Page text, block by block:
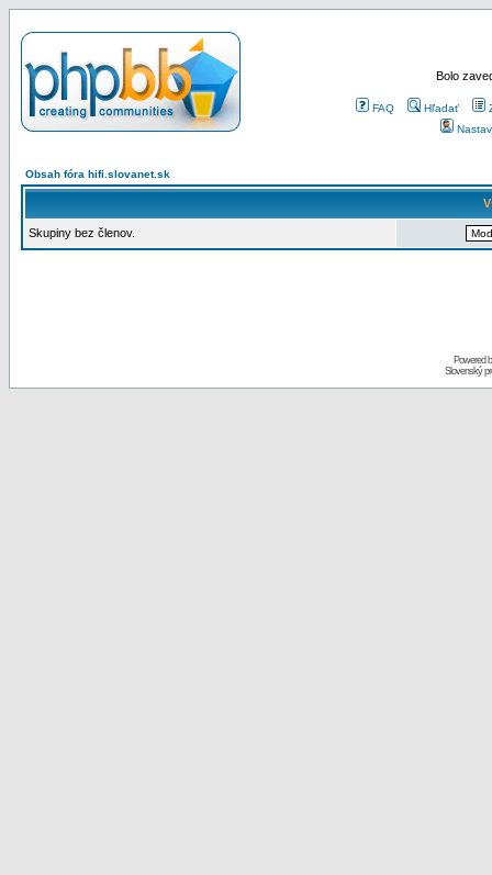
Bolo
FAQ Hľadať
Obsah fóra hifi.slovanet.sk
Skupiny bez členov.
Powered
Slovenský